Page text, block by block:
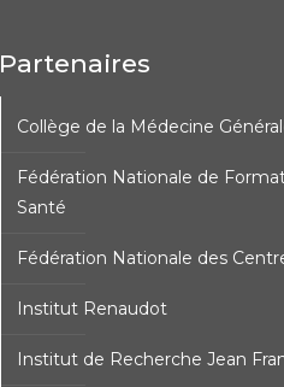
Partenaires
Collège de la Médecine
Fédération Nationale de
Santé
Fédération Nationale des
Institut Renaudot
Institut de Recherche Jean